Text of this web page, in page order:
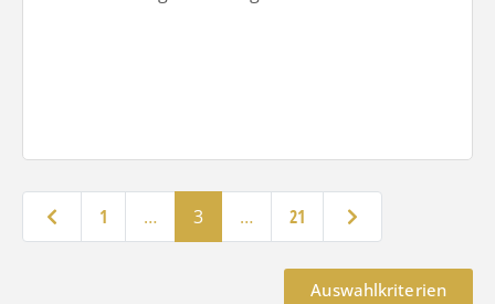
Neuere Beiträge
1 … 3 … 21 Ältere Beiträge
Auswahlkriterien